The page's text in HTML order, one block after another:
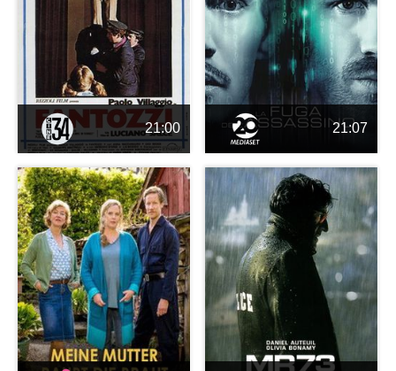
21:00 21:07